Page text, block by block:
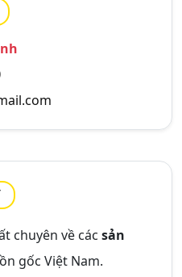
chuyên về các sản
gốc Việt Nam.